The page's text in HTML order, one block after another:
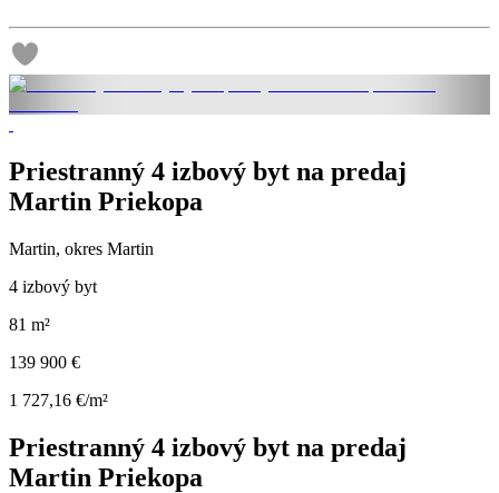
Priestranný 4 izbový byt na predaj
Martin Priekopa
Martin, okres Martin
4 izbový byt
81 m²
139 900 €
1 727,16 €/m²
Priestranný 4 izbový byt na predaj
Martin Priekopa